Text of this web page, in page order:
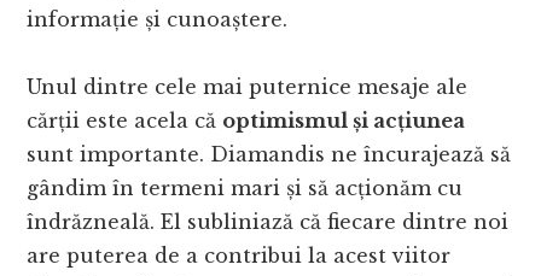
informație și cunoaștere.
Unul dintre cele mai puternice mesaje ale
cărții este acela că optimismul și acțiunea
sunt importante. Diamandis ne încurajează să
gândim în termeni mari și să acționăm cu
îndrăzneală. El subliniază că fiecare dintre noi
are puterea de a contribui la acest viitor